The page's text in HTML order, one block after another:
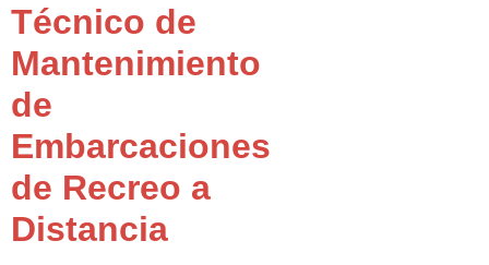
Técnico de
Mantenimiento
de
Embarcaciones
de Recreo a
Distancia